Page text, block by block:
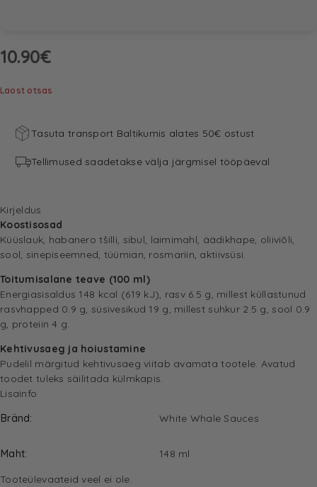
10.90€
Laost otsas
Tasuta transport Baltikumis alates 50€ ostust
Tellimused saadetakse välja järgmisel tööpäeval
Kirjeldus
Koostisosad
Küüslauk, habanero tšilli, sibul, laimimahl, äädikhape, oliiviõli,
sool, sinepiseemned, tüümian, rosmariin, aktiivsüsi.
Toitumisalane teave (100 ml)
Energiasisaldus 148 kcal (619 kJ), rasv 6.5 g, millest küllastunud
rasvhapped 0.9 g, süsivesikud 19 g, millest suhkur 2.5 g, sool 0.9
g, proteiin 4 g.
Kehtivusaeg ja hoiustamine
Pudelil märgitud kehtivusaeg viitab avamata tootele. Avatud
toodet tuleks säilitada külmkapis.
Lisainfo
Bränd
White Whale Sauces
Maht
148 ml
Tooteülevaateid veel ei ole.